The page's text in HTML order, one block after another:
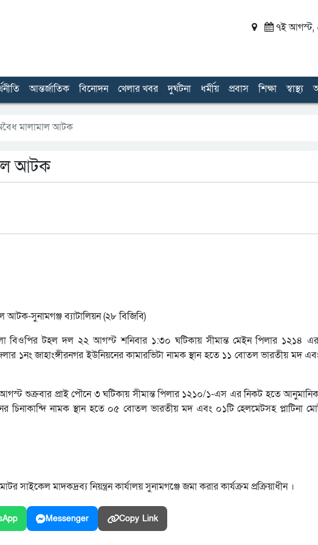
৭ই আগস্ট,
আন্তর্জাতিক বিনোদন খেলার খবর দুর্ঘটনা ধর্মীয় প্রবাস শিক্ষা স্বাস্থ্য
মালামাল আটক
আটক
আটক-সুনামগঞ্জ ব্যাটালিয়ন (২৮ বিজিবি)
বিওপির টহল দল ২২ আগস্ট শনিবার ১:৩০ ঘটিকায় সীমান্ত মেইন পিলার ১২১৪
১নং জাহাংঙ্গীরনগর ইউনিয়নের কামারভিটা নামক স্থান হতে ১১ বোতল ভারতীয় মদ
আগস্ট শুক্রবার প্রাই পৌনে ৩ ঘটিকায় সীমান্ত পিলার ১২১০/১-এস এর নিকট হতে
চিনাকান্দি নামক স্থান হতে ০৫ বোতল ভারতীয় মদ এবং ০১টি হেলমেটসহ প্লাটিনা
মাদকদ্রব্য নিয়ন্ত্রন কার্যালয় সুনামগঞ্জে জমা করার কার্যক্রম প্রক্রিয়াধীন ।
Messenger Copy Link